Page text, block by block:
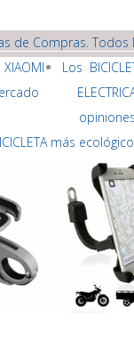
de Compras. Todos
Los
más